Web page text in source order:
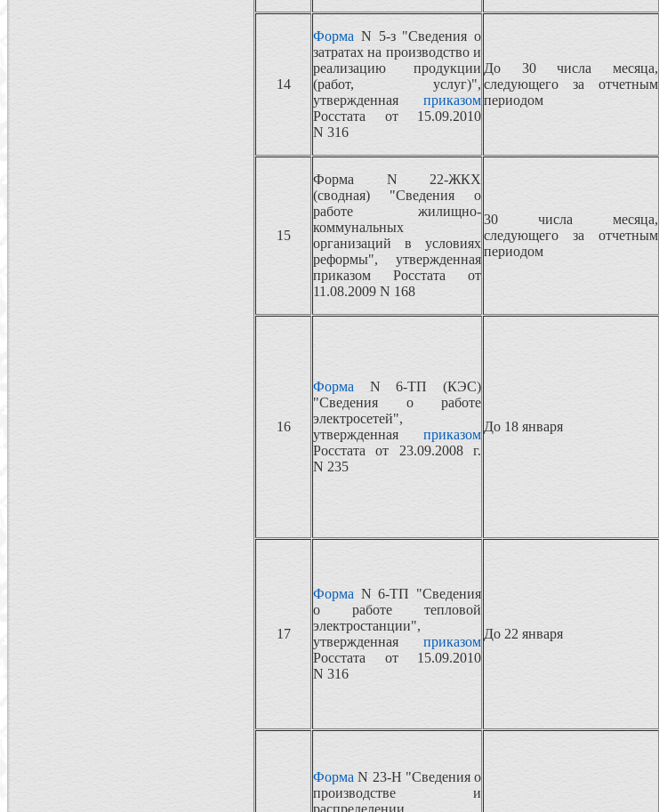
14
Форма N 5-з "Сведения о
затратах на производство и
реализацию продукции
(работ, услуг)",
утвержденная приказом
Росстата от 15.09.2010
N 316
До 30 числа месяца,
следующего за отчетным
периодом
15
Форма N 22-ЖКХ
(сводная) "Сведения о
работе жилищно-
коммунальных
организаций в условиях
реформы", утвержденная
приказом Росстата от
11.08.2009 N 168
30 числа месяца,
следующего за отчетным
периодом
16
Форма N 6-ТП (КЭС)
"Сведения о работе
электросетей",
утвержденная приказом
Росстата от 23.09.2008 г.
N 235
До 18 января
17
Форма N 6-ТП "Сведения
о работе тепловой
электростанции",
утвержденная приказом
Росстата от 15.09.2010
N 316
До 22 января
Форма N 23-Н "Сведения о
производстве и
распределении